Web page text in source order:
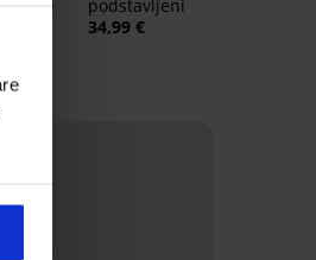
podstavljeni
34,99 €